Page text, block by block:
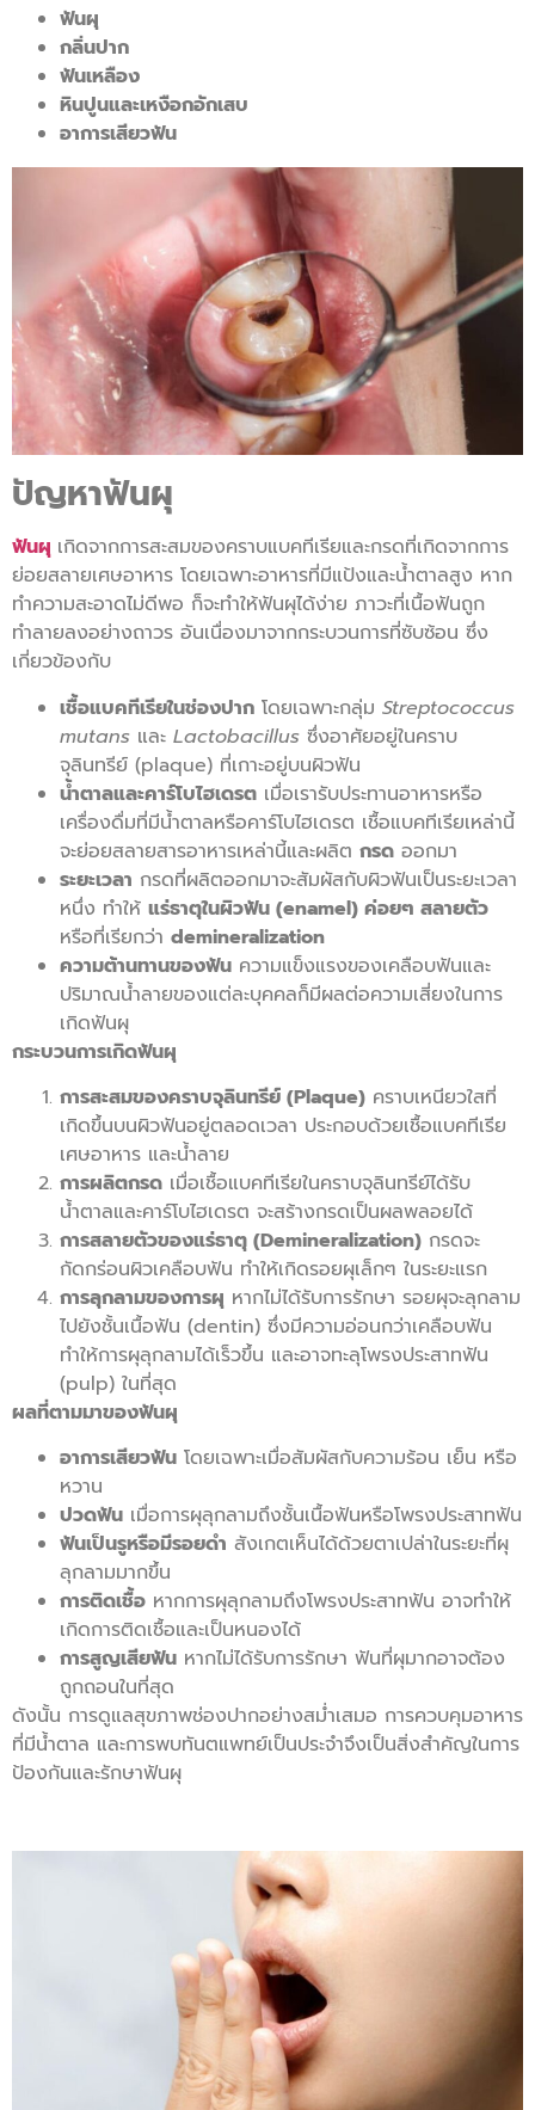
ฟันผุ
กลิ่นปาก
ฟันเหลือง
หินปูนและเหงือกอักเสบ
อาการเสียวฟัน
ปัญหาฟันผุ
ฟันผุ เกิดจากการสะสมของคราบแบคทีเรียและกรดที่เกิดจากการ
ย่อยสลายเศษอาหาร โดยเฉพาะอาหารที่มีแป้งและน้ำตาลสูง หาก
ทำความสะอาดไม่ดีพอ ก็จะทำให้ฟันผุได้ง่าย ภาวะที่เนื้อฟันถูก
ทำลายลงอย่างถาวร อันเนื่องมาจากกระบวนการที่ซับซ้อน ซึ่ง
เกี่ยวข้องกับ
เชื้อแบคทีเรียในช่องปาก โดยเฉพาะกลุ่ม Streptococcus
mutans และ Lactobacillus ซึ่งอาศัยอยู่ในคราบ
จุลินทรีย์ (plaque) ที่เกาะอยู่บนผิวฟัน
น้ำตาลและคาร์โบไฮเดรต เมื่อเรารับประทานอาหารหรือ
เครื่องดื่มที่มีน้ำตาลหรือคาร์โบไฮเดรต เชื้อแบคทีเรียเหล่านี้
จะย่อยสลายสารอาหารเหล่านี้และผลิต กรด ออกมา
ระยะเวลา กรดที่ผลิตออกมาจะสัมผัสกับผิวฟันเป็นระยะเวลา
หนึ่ง ทำให้ แร่ธาตุในผิวฟัน (enamel) ค่อยๆ สลายตัว
หรือที่เรียกว่า demineralization
ความต้านทานของฟัน ความแข็งแรงของเคลือบฟันและ
ปริมาณน้ำลายของแต่ละบุคคลก็มีผลต่อความเสี่ยงในการ
เกิดฟันผุ
กระบวนการเกิดฟันผุ
การสะสมของคราบจุลินทรีย์ (Plaque) คราบเหนียวใสที่
เกิดขึ้นบนผิวฟันอยู่ตลอดเวลา ประกอบด้วยเชื้อแบคทีเรีย
เศษอาหาร และน้ำลาย
การผลิตกรด เมื่อเชื้อแบคทีเรียในคราบจุลินทรีย์ได้รับ
น้ำตาลและคาร์โบไฮเดรต จะสร้างกรดเป็นผลพลอยได้
การสลายตัวของแร่ธาตุ (Demineralization) กรดจะ
กัดกร่อนผิวเคลือบฟัน ทำให้เกิดรอยผุเล็กๆ ในระยะแรก
การลุกลามของการผุ หากไม่ได้รับการรักษา รอยผุจะลุกลาม
ไปยังชั้นเนื้อฟัน (dentin) ซึ่งมีความอ่อนกว่าเคลือบฟัน
ทำให้การผุลุกลามได้เร็วขึ้น และอาจทะลุโพรงประสาทฟัน
(pulp) ในที่สุด
ผลที่ตามมาของฟันผุ
อาการเสียวฟัน โดยเฉพาะเมื่อสัมผัสกับความร้อน เย็น หรือ
หวาน
ปวดฟัน เมื่อการผุลุกลามถึงชั้นเนื้อฟันหรือโพรงประสาทฟัน
ฟันเป็นรูหรือมีรอยดำ สังเกตเห็นได้ด้วยตาเปล่าในระยะที่ผุ
ลุกลามมากขึ้น
การติดเชื้อ หากการผุลุกลามถึงโพรงประสาทฟัน อาจทำให้
เกิดการติดเชื้อและเป็นหนองได้
การสูญเสียฟัน หากไม่ได้รับการรักษา ฟันที่ผุมากอาจต้อง
ถูกถอนในที่สุด
ดังนั้น การดูแลสุขภาพช่องปากอย่างสม่ำเสมอ การควบคุมอาหาร
ที่มีน้ำตาล และการพบทันตแพทย์เป็นประจำจึงเป็นสิ่งสำคัญในการ
ป้องกันและรักษาฟันผุ